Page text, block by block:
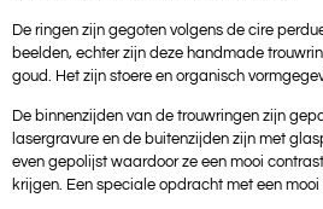
De ringen zijn gegoten volgens de cire
beelden, echter zijn deze handmade
goud. Het zijn stoere en organisch
De binnenzijden van de trouwringen zijn
lasergravure en de buitenzijden zijn met
even gepolijst waardoor ze een mooi
krijgen. Een speciale opdracht met een mooi